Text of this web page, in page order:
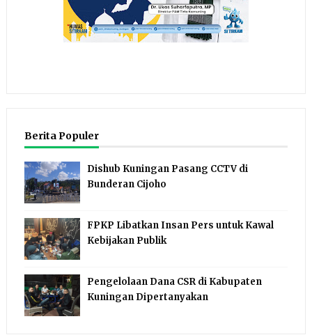
Berita Populer
Dishub Kuningan Pasang CCTV di
Bunderan Cijoho
FPKP Libatkan Insan Pers untuk Kawal
Kebijakan Publik
Pengelolaan Dana CSR di Kabupaten
Kuningan Dipertanyakan